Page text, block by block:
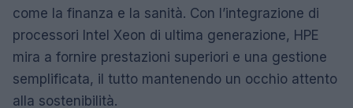
come la finanza e la sanità. Con l’integrazione di
processori Intel Xeon di ultima generazione, HPE
mira a fornire prestazioni superiori e una gestione
semplificata, il tutto mantenendo un occhio attento
alla sostenibilità.